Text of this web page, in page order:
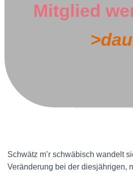
Mitglied
>dau
Schwätz m’r schwäbisch wandelt
Veränderung bei der diesjährigen,